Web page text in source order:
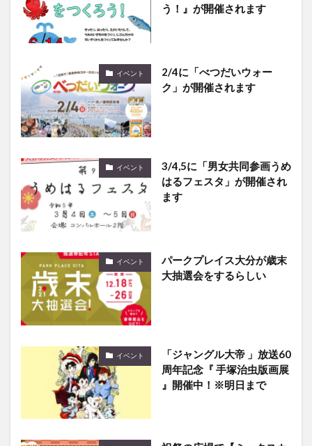
う！』が開催されます
イベント
2/4に「べつだいウォー
ク」が開催されます
イベント
3/4,5に「男女共同参画うめ
はるフェスタ」が開催され
ます
イベント
パークプレイス大分が歳末
大抽選会をするらしい
イベント
「ジャングル大帝 」放送60
周年記念『 手塚治虫版画展
』開催中！※明日まで